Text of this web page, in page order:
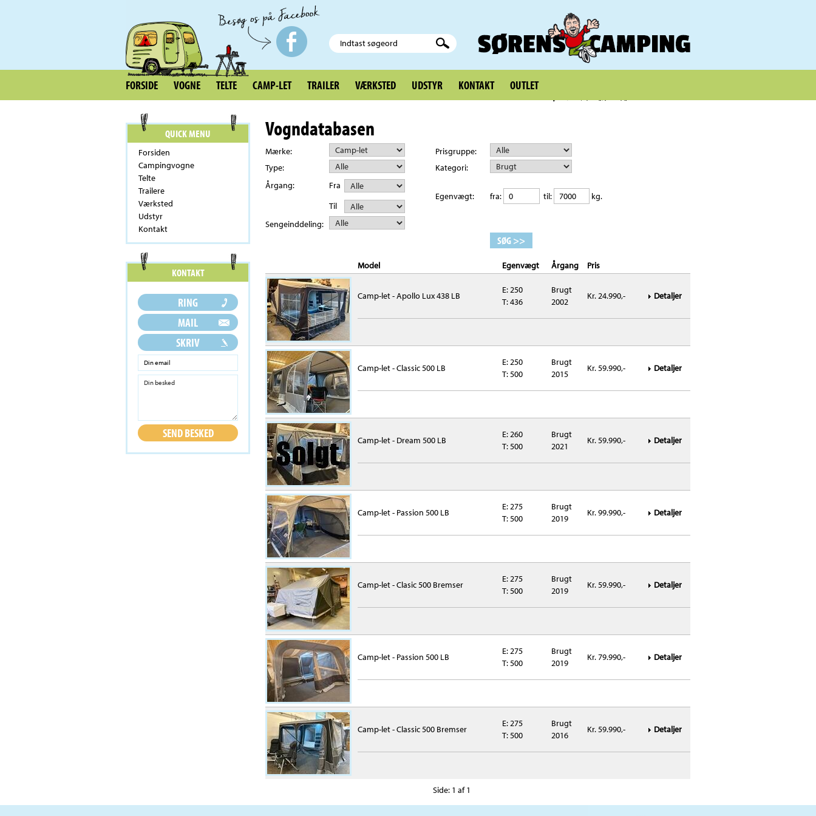
FORSIDE VOGNE TELTE CAMP-LET TRAILER VÆRKSTED UDSTYR KONTAKT OUTLET
QUICK MENU
Forsiden
Campingvogne
Telte
Trailere
Værksted
Udstyr
Kontakt
Vogndatabasen
Mærke:
Prisgruppe:
Type:
Kategori:
Årgang:
Fra
Til
Egenvægt: fra: til: kg.
Sengeinddeling:
Model Egenvægt Årgang Pris
Camp-let - Apollo Lux 438 LB
E: 250
T: 436
Brugt
2002
Kr. 24.990,- Detaljer
Camp-let - Classic 500 LB
E: 250
T: 500
Brugt
2015
Kr. 59.990,- Detaljer
Camp-let - Dream 500 LB
E: 260
T: 500
Brugt
2021
Kr. 59.990,- Detaljer
Camp-let - Passion 500 LB
E: 275
T: 500
Brugt
2019
Kr. 99.990,- Detaljer
Camp-let - Clasic 500 Bremser
E: 275
T: 500
Brugt
2019
Kr. 59.990,- Detaljer
Camp-let - Passion 500 LB
E: 275
T: 500
Brugt
2019
Kr. 79.990,- Detaljer
Camp-let - Classic 500 Bremser
E: 275
T: 500
Brugt
2016
Kr. 59.990,- Detaljer
Side: 1 af 1